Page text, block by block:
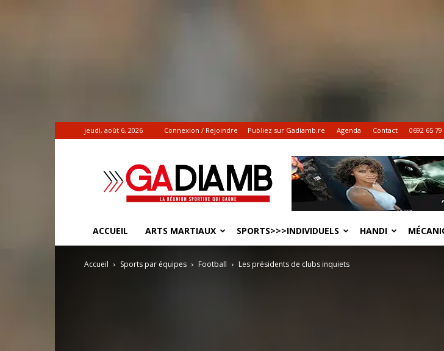
jeudi, août 6, 2026 Connexion / Rejoindre Publiez sur Gadiamb.re Agenda Contact 0692 65 79
Gadiamb.re
|
Actualités
sportives
ACCUEIL ARTS MARTIAUX SPORTS>>>INDIVIDUELS HANDI
Accueil Sports par équipes Football Les présidents de clubs inquiets